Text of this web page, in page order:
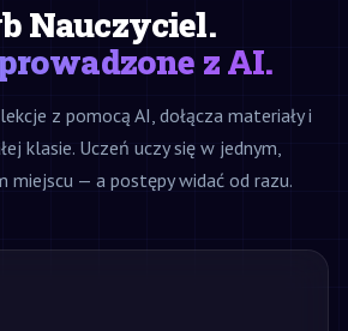
Nauczyciel.
z AI.
z pomocą AI, dołącza materiały i
klasie. Uczeń uczy się w jednym,
miejscu — a postępy widać od razu.